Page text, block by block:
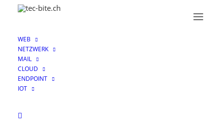
WEB
NETZWERK
MAIL
CLOUD
ENDPOINT
IOT